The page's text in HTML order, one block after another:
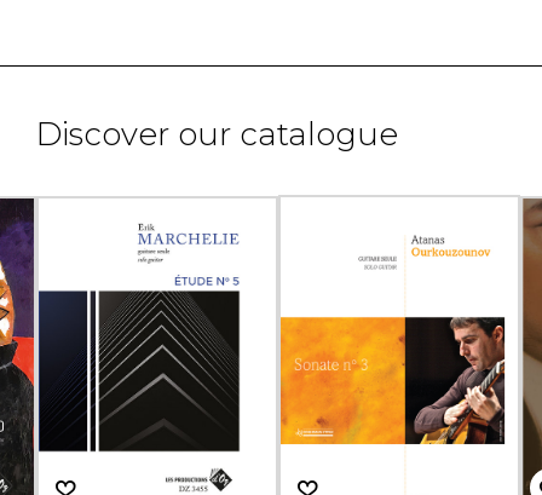
Discover our catalogue